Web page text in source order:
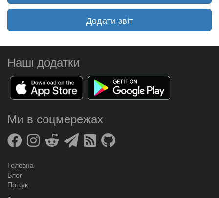
Додати звіт
Наші додатки
Ми в соцмережах
Головна
Блог
Пошук